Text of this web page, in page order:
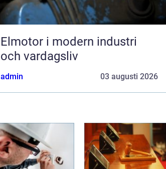
Elmotor i modern industri
och vardagsliv
admin 03 augusti 2026